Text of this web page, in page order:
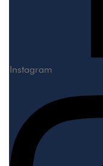
Instagram